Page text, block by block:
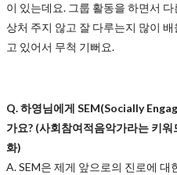
이 있는데요. 그룹 활동을 하면서
상처 주지 않고 잘 다루는지 많이
고 있어서 무척 기뻐요.
Q. 하영님에게 SEM(Socially
가요? (사회참여적음악가라는 키
화)
A. SEM은 제게 앞으로의 진로에